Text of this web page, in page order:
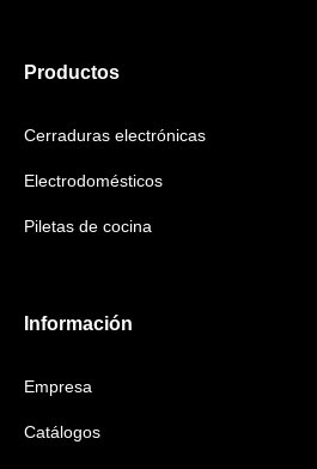
Productos
Cerraduras electrónicas
Electrodomésticos
Piletas de cocina
Información
Empresa
Catálogos